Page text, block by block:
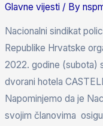
Glavne vijesti / By
Nacionalni sindikat
Republike Hrvatske
2022. godine (subota)
dvorani hotela
Napominjemo da je
svojim članovima